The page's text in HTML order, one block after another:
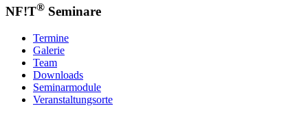
NF!T® Seminare
Termine
Galerie
Team
Downloads
Seminarmodule
Veranstaltungsorte